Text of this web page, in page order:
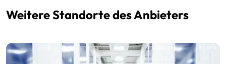
Weitere Standorte des Anbieters